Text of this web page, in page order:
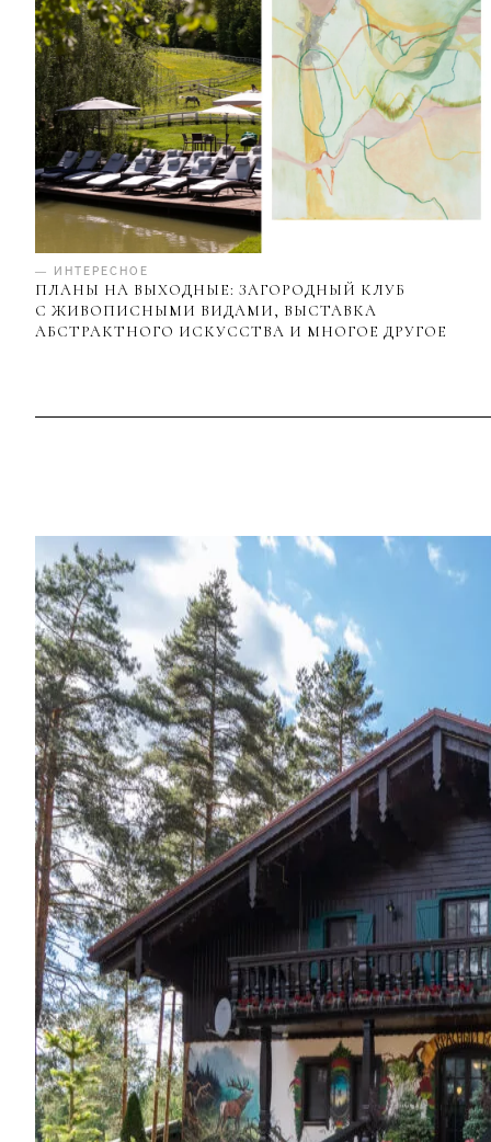
— ИНТЕРЕСНОЕ
ПЛАНЫ НА ВЫХОДНЫЕ: ЗАГОРОДНЫЙ КЛУБ
С ЖИВОПИСНЫМИ ВИДАМИ, ВЫСТАВКА
АБСТРАКТНОГО ИСКУССТВА И МНОГОЕ ДРУГОЕ